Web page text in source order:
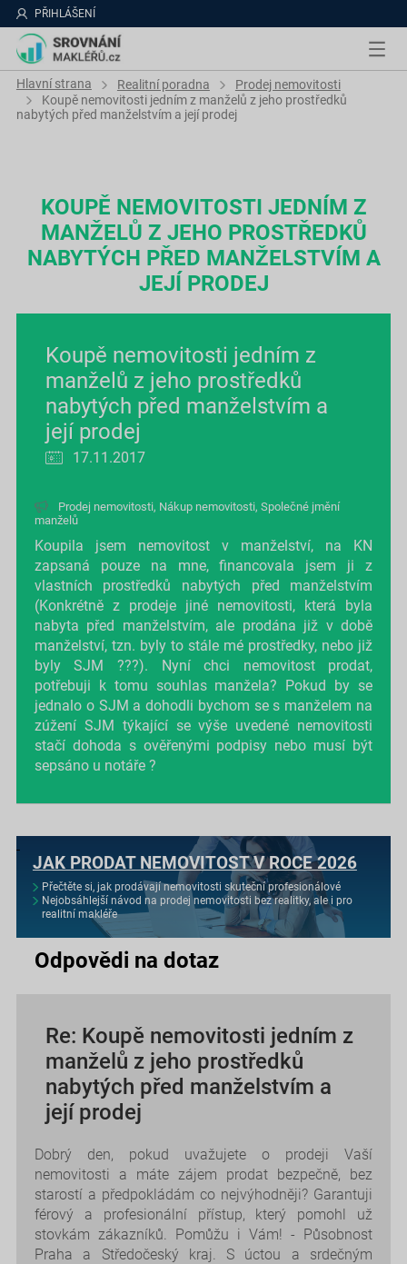
PŘIHLÁŠENÍ
Hlavní strana Realitní poradna
Prodej nemovitosti
Koupě nemovitosti jedním z manželů z jeho prostředků
nabytých před manželstvím a její prodej
KOUPĚ NEMOVITOSTI JEDNÍM Z
MANŽELŮ Z JEHO PROSTŘEDKŮ
NABYTÝCH PŘED MANŽELSTVÍM A
JEJÍ PRODEJ
Koupě nemovitosti jedním z
manželů z jeho prostředků
nabytých před manželstvím a
její prodej
17.11.2017
Prodej nemovitosti, Nákup nemovitosti, Společné jmění
manželů
Koupila jsem nemovitost v manželství, na KN
zapsaná pouze na mne, financovala jsem ji z
vlastních prostředků nabytých před manželstvím
(Konkrétně z prodeje jiné nemovitosti, která byla
nabyta před manželstvím, ale prodána již v době
manželství, tzn. byly to stále mé prostředky, nebo již
byly SJM ???). Nyní chci nemovitost prodat,
potřebuji k tomu souhlas manžela? Pokud by se
jednalo o SJM a dohodli bychom se s manželem na
zúžení SJM týkající se výše uvedené nemovitosti
stačí dohoda s ověřenými podpisy nebo musí být
sepsáno u notáře ?
JAK PRODAT NEMOVITOST V ROCE 2026
Přečtěte si, jak prodávají nemovitosti skuteční profesionálové
Nejobsáhlejší návod na prodej nemovitosti bez realitky, ale i pro
realitní makléře
Odpovědi na dotaz
Re: Koupě nemovitosti jedním z
manželů z jeho prostředků
nabytých před manželstvím a
její prodej
Dobrý den, pokud uvažujete o prodeji Vaší
nemovitosti a máte zájem prodat bezpečně, bez
starostí a předpokládám co nejvýhodněji? Garantuji
férový a profesionální přístup, který pomohl už
stovkám zákazníků. Pomůžu i Vám! - Působnost
Praha a Středočeský kraj. S úctou a srdečným